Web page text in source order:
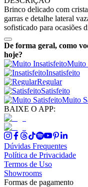
Brinco delicado com
garras e detalhe lateral
sofisticado para ocasiões
De forma geral, como
hoje?
Muito
Insatisfeito
Regular
Satisfeito
Muito
BAIXE O APP:
Dúvidas Frequentes
Política de Privacidade
Termos de Uso
Showrooms
Formas de pagamento